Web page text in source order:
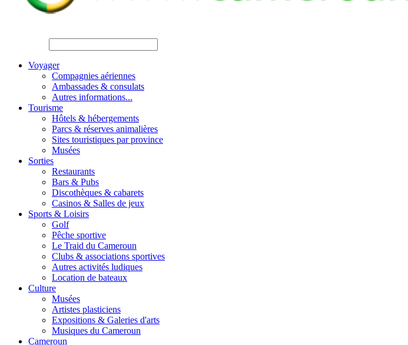
Voyager
Compagnies aériennes
Ambassades & consulats
Autres informations...
Tourisme
Hôtels & hébergements
Parcs & réserves animalières
Sites touristiques par province
Musées
Sorties
Restaurants
Bars & Pubs
Discothèques & cabarets
Casinos & Salles de jeux
Sports & Loisirs
Golf
Pêche sportive
Le Traid du Cameroun
Clubs & associations sportives
Autres activités ludiques
Location de bateaux
Culture
Musées
Artistes plasticiens
Expositions & Galeries d'arts
Musiques du Cameroun
Cameroun